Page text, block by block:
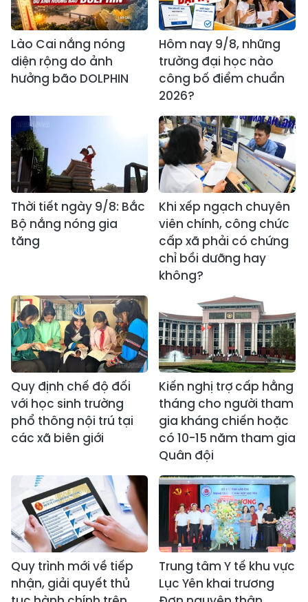
Lào Cai nắng nóng
diện rộng do ảnh
hưởng bão DOLPHIN
Hôm nay 9/8, những
trường đại học nào
công bố điểm chuẩn
2026?
Thời tiết ngày 9/8: Bắc
Bộ nắng nóng gia
tăng
Khi xếp ngạch chuyên
viên chính, công chức
cấp xã phải có chứng
chỉ bồi dưỡng hay
không?
Quy định chế độ đối
với học sinh trường
phổ thông nội trú tại
các xã biên giới
Kiến nghị trợ cấp hằng
tháng cho người tham
gia kháng chiến hoặc
có 10-15 năm tham gia
Quân đội
Quy trình mới về tiếp
nhận, giải quyết thủ
Trung tâm Y tế khu vực
Lục Yên khai trương